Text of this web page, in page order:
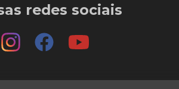
redes sociais